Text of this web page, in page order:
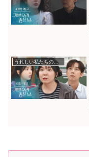
うれしい私たちの良い日